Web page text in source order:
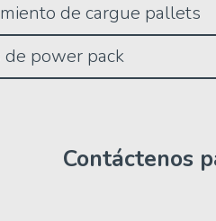
de cargue pallets
power pack
Contáctenos